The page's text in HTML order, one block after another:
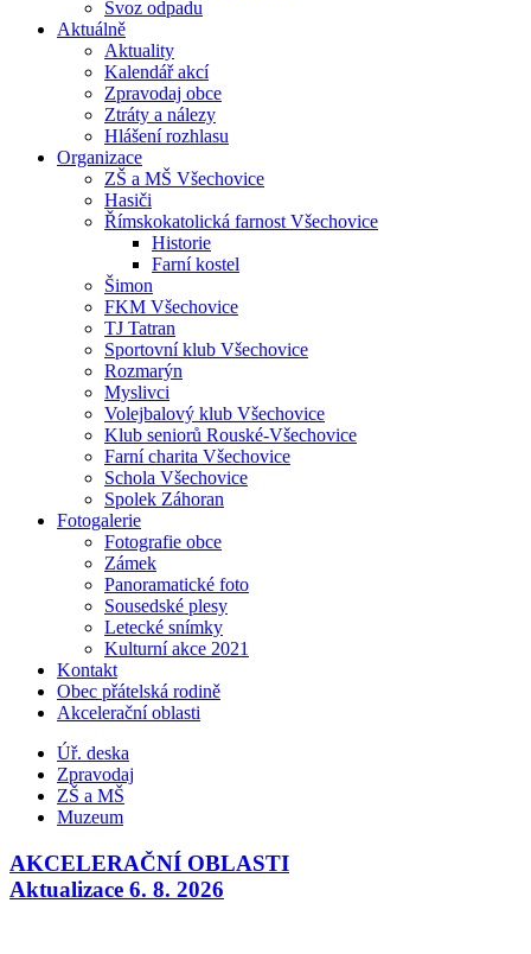
Svoz odpadu
Aktuálně
Aktuality
Kalendář akcí
Zpravodaj obce
Ztráty a nálezy
Hlášení rozhlasu
Organizace
ZŠ a MŠ Všechovice
Hasiči
Římskokatolická farnost Všechovice
Historie
Farní kostel
Šimon
FKM Všechovice
TJ Tatran
Sportovní klub Všechovice
Rozmarýn
Myslivci
Volejbalový klub Všechovice
Klub seniorů Rouské-Všechovice
Farní charita Všechovice
Schola Všechovice
Spolek Záhoran
Fotogalerie
Fotografie obce
Zámek
Panoramatické foto
Sousedské plesy
Letecké snímky
Kulturní akce 2021
Kontakt
Obec přátelská rodině
Akcelerační oblasti
Úř. deska
Zpravodaj
ZŠ a MŠ
Muzeum
AKCELERAČNÍ OBLASTI
Aktualizace 6. 8. 2026